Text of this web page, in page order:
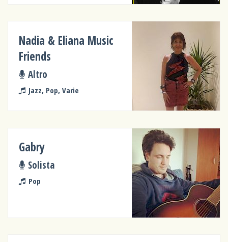
Nadia & Eliana Music
Friends
Altro
Jazz, Pop, Varie
Gabry
Solista
Pop